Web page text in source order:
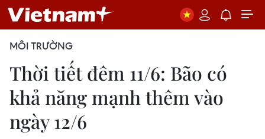
MÔI TRƯỜNG
Thời tiết đêm 11/6:​ Bão có
khả năng mạnh thêm vào
ngày 12/6